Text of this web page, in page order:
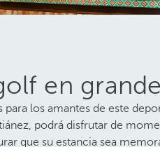
en
los amantes de este
podrá disfrutar de
que su estancia sea